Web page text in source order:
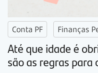
Conta PF Finanças
Até que idade é
são as regras